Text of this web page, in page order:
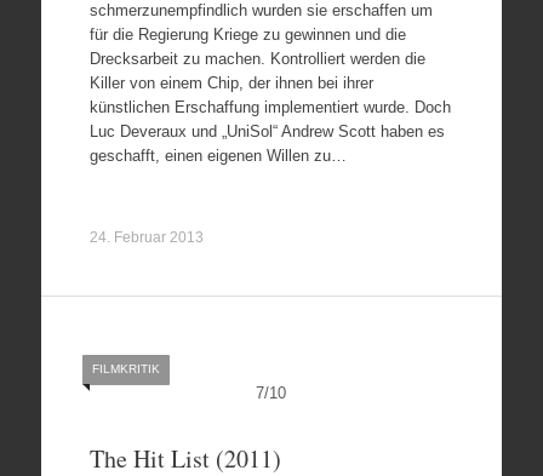
schmerzunempfindlich wurden sie erschaffen um
für die Regierung Kriege zu gewinnen und die
Drecksarbeit zu machen. Kontrolliert werden die
Killer von einem Chip, der ihnen bei ihrer
künstlichen Erschaffung implementiert wurde. Doch
Luc Deveraux und „UniSol“ Andrew Scott haben es
geschafft, einen eigenen Willen zu…
24. Februar 2013
7/10
FILMKRITIK
The Hit List (2011)